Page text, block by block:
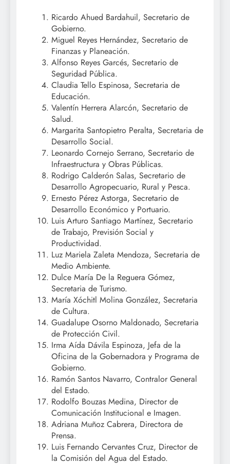
Ricardo Ahued Bardahuil, Secretario de
Gobierno.
Miguel Reyes Hernández, Secretario de
Finanzas y Planeación.
Alfonso Reyes Garcés, Secretario de
Seguridad Pública.
Claudia Tello Espinosa, Secretaria de
Educación.
Valentín Herrera Alarcón, Secretario de
Salud.
Margarita Santopietro Peralta, Secretaria de
Desarrollo Social.
Leonardo Cornejo Serrano, Secretario de
Infraestructura y Obras Públicas.
Rodrigo Calderón Salas, Secretario de
Desarrollo Agropecuario, Rural y Pesca.
Ernesto Pérez Astorga, Secretario de
Desarrollo Económico y Portuario.
Luis Arturo Santiago Martínez, Secretario
de Trabajo, Previsión Social y
Productividad.
Luz Mariela Zaleta Mendoza, Secretaria de
Medio Ambiente.
Dulce María De la Reguera Gómez,
Secretaria de Turismo.
María Xóchitl Molina González, Secretaria
de Cultura.
Guadalupe Osorno Maldonado, Secretaria
de Protección Civil.
Irma Aída Dávila Espinoza, Jefa de la
Oficina de la Gobernadora y Programa de
Gobierno.
Ramón Santos Navarro, Contralor General
del Estado.
Rodolfo Bouzas Medina, Director de
Comunicación Institucional e Imagen.
Adriana Muñoz Cabrera, Directora de
Prensa.
Luis Fernando Cervantes Cruz, Director de
la Comisión del Agua del Estado.